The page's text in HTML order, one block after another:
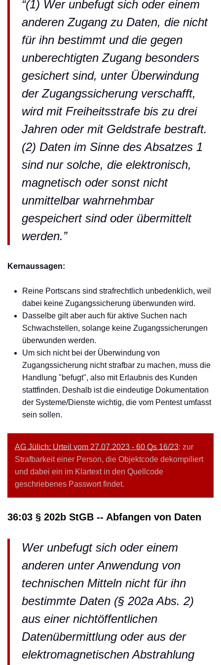
“(1) Wer unbefugt sich oder einem
anderen Zugang zu Daten, die nicht
für ihn bestimmt und die gegen
unberechtigten Zugang besonders
gesichert sind, unter Überwindung
der Zugangssicherung verschafft,
wird mit Freiheitsstrafe bis zu drei
Jahren oder mit Geldstrafe bestraft.
(2) Daten im Sinne des Absatzes 1
sind nur solche, die elektronisch,
magnetisch oder sonst nicht
unmittelbar wahrnehmbar
gespeichert sind oder übermittelt
werden.”
Kernaussagen:
Reine Portscans sind strafrechtlich unbedenklich, weil
dabei keine Zugangssicherung überwunden wird.
Dasselbe gilt aber auch für aktive Suchen nach
Schwachstellen, solange keine Zugangssicherungen
überwunden werden.
Um sich nicht bei der Überwindung von
Zugangssicherung nicht strafbar zu machen, muss die
Handlung "befugt", also mit Erlaubnis des Kunden
stattfinden. Deshalb ist die eindeutige Dokumentation
der Systeme/Dienste wichtig, die vom Pentest umfasst
sein sollen.
AG Jülich: Urteil vom 27.07.2023 - 60 Qs 16/23: zur
Strafbarkeit einer Person, die Objektcode dekompiliert
und dabei ein im Klartext in den Quellcode
geschriebenes Passwort findet.
36:03 § 202b StGB -- Abfangen von Daten
Wer unbefugt sich oder einem
anderen unter Anwendung von
technischen Mitteln nicht für ihn
bestimmte Daten (§ 202a Abs. 2)
aus einer nichtöffentlichen
Datenübermittlung oder aus der
elektromagnetischen Abstrahlung